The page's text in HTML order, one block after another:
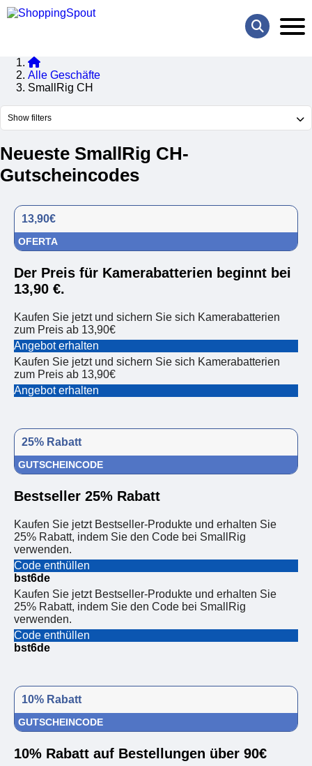
Alle Geschäfte
SmallRig CH
Show filters
Neueste SmallRig CH-
Gutscheincodes
13,90€
OFERTA
Der Preis für Kamerabatterien beginnt bei
13,90 €.
Kaufen Sie jetzt und sichern Sie sich Kamerabatterien
zum Preis ab 13,90€
Angebot erhalten
Kaufen Sie jetzt und sichern Sie sich Kamerabatterien
zum Preis ab 13,90€
Angebot erhalten
25% Rabatt
GUTSCHEINCODE
Bestseller 25% Rabatt
Kaufen Sie jetzt Bestseller-Produkte und erhalten Sie
25% Rabatt, indem Sie den Code bei SmallRig
verwenden.
Code enthüllen
bst6de
Kaufen Sie jetzt Bestseller-Produkte und erhalten Sie
25% Rabatt, indem Sie den Code bei SmallRig
verwenden.
Code enthüllen
bst6de
10% Rabatt
GUTSCHEINCODE
10% Rabatt auf Bestellungen über 90€